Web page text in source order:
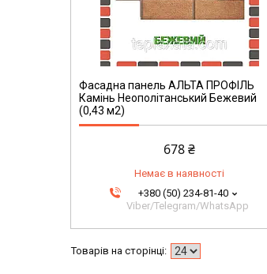
Фасадна панель АЛЬТА ПРОФІЛЬ
Камінь Неополітанський Бежевий
(0,43 м2)
678 ₴
Немає в наявності
+380 (50) 234-81-40
Viber/Telegram/WhatsApp